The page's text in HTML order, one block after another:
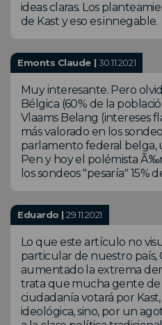
ideas claras. Los
de Kast y eso es innegable.
Emonts Claude | 30.11.2021
Muy interesante. Pero
Bélgica (60% de la
Vlaams Belang (intereses
más valorado en los
parlamento federal belga,
Pen y hoy el polémista
los sondeos "pesaría" 15%
Eduardo |29.11.2021
Lo que este artículo no
particular de nuestro país,
aumentado la extrema
trata que mucha gente de
ciudadanía votará por
ideológica, sino, por un